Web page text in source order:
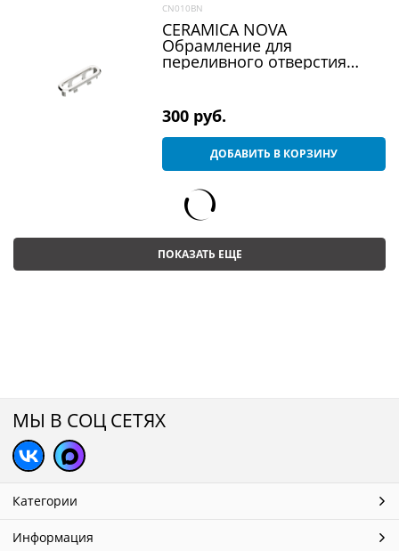
CN010BN
CERAMICA NOVA
Обрамление для
переливного отверcтия
никель CN010BN
300 руб.
ДОБАВИТЬ В КОРЗИНУ
ПОКАЗАТЬ ЕЩЕ
МЫ В СОЦ СЕТЯХ
Категории
Информация